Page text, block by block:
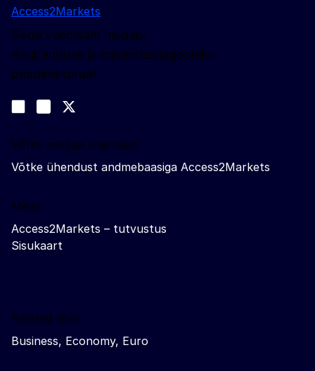
Access2Markets
Seda veebisaiti haldab:
Kaubanduse ja majandusjulgeoleku
peadirektoraat
Join us on LinkedIn
Trade-Off podcast
Võtke meiega ühendust
Võtke ühendust andmebaasiga Access2Markets
Meist
Access2Markets – tutvustus
Sisukaart
Related sites
Business, Economy, Euro